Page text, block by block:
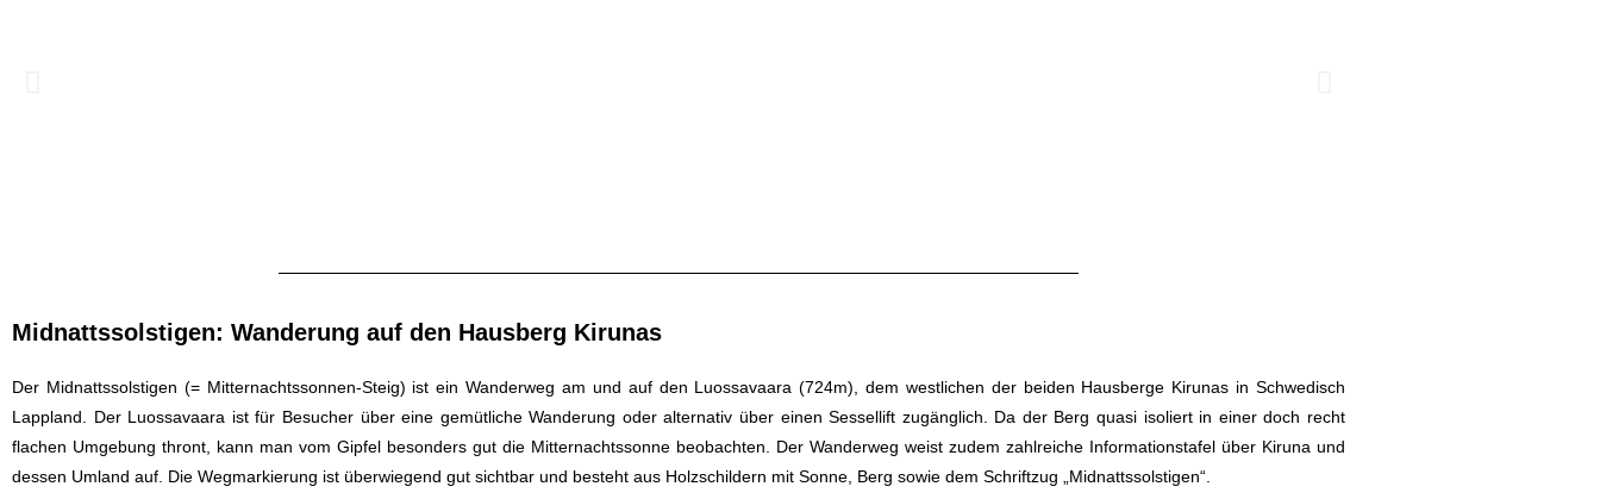
Midnattssolstigen: Wanderung auf den Hausberg Kirunas
Der Midnattssolstigen (= Mitternachtssonnen-Steig) ist ein Wanderweg am und auf den Luossavaara (724m), dem westlichen der beiden Hausberge Kirunas in Schwedisch
Lappland. Der Luossavaara ist für Besucher über eine gemütliche Wanderung oder alternativ über einen Sessellift zugänglich. Da der Berg quasi isoliert in einer doch recht
flachen Umgebung thront, kann man vom Gipfel besonders gut die Mitternachtssonne beobachten. Der Wanderweg weist zudem zahlreiche Informationstafel über Kiruna und
dessen Umland auf. Die Wegmarkierung ist überwiegend gut sichtbar und besteht aus Holzschildern mit Sonne, Berg sowie dem Schriftzug „Midnattssolstigen“.